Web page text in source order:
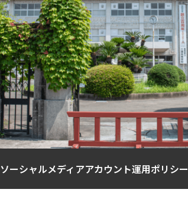
ソーシャルメディアアカウント運用ポリシー